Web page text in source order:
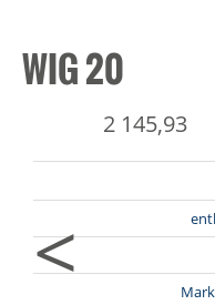
WIG 20
2 145,93
<